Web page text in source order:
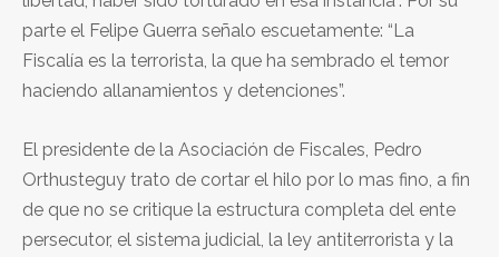
parte el Felipe Guerra señalo escuetamente: “La
Fiscalía es la terrorista, la que ha sembrado el temor
haciendo allanamientos y detenciones”.
El presidente de la Asociación de Fiscales, Pedro
Orthusteguy trato de cortar el hilo por lo mas fino, a fin
de que no se critique la estructura completa del ente
persecutor, el sistema judicial, la ley antiterrorista y la